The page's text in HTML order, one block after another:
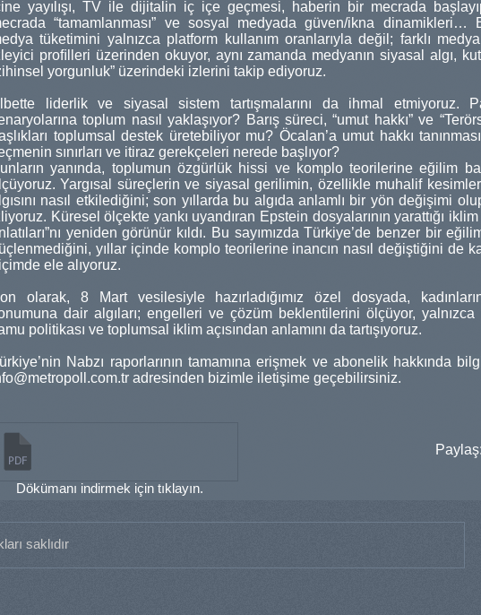
yayılışı, TV ile dijitalin iç içe geçmesi, haberin bir mecrada
“tamamlanması” ve sosyal medyada güven/ikna dinamikleri…
tüketimini yalnızca platform kullanım oranlarıyla değil; farklı
proﬁlleri üzerinden okuyor, aynı zamanda medyanın siyasal algı,
yorgunluk” üzerindeki izlerini takip ediyoruz.
liderlik ve siyasal sistem tartışmalarını da ihmal etmiyoruz.
toplum nasıl yaklaşıyor? Barış süreci, “umut hakkı” ve
toplumsal destek üretebiliyor mu? Öcalan’a umut hakkı tanınması
sınırları ve itiraz gerekçeleri nerede başlıyor?
yanında, toplumun özgürlük hissi ve komplo teorilerine eğilim
Yargısal süreçlerin ve siyasal gerilimin, özellikle muhalif
nasıl etkilediğini; son yıllarda bu algıda anlamlı bir yön değişimi olup
Küresel ölçekte yankı uyandıran Epstein dosyalarının yarattığı
yeniden görünür kıldı. Bu sayımızda Türkiye’de benzer bir
yıllar içinde komplo teorilerine inancın nasıl değiştiğini de
ele alıyoruz.
olarak, 8 Mart vesilesiyle hazırladığımız özel dosyada,
dair algıları; engelleri ve çözüm beklentilerini ölçüyor,
politikası ve toplumsal iklim açısından anlamını da tartışıyoruz.
Nabzı raporlarının tamamına erişmek ve abonelik hakkında
adresinden bizimle iletişime geçebilirsiniz.
Dökümanı indirmek için tıklayın.
Paylaş:
saklıdır